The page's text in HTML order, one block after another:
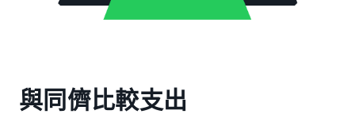
與同儕比較支出